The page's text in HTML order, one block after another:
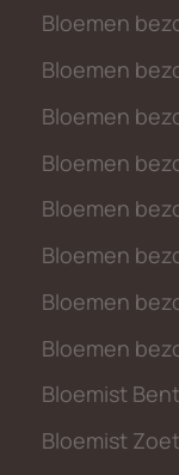
Bloemen
Bloemen
Bloemen
Bloemen
Bloemen
Bloemen
Bloemen
Bloemen
Bloemist
Bloemist